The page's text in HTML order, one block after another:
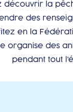
découvrir la
des
en la
organise des
pendant tout